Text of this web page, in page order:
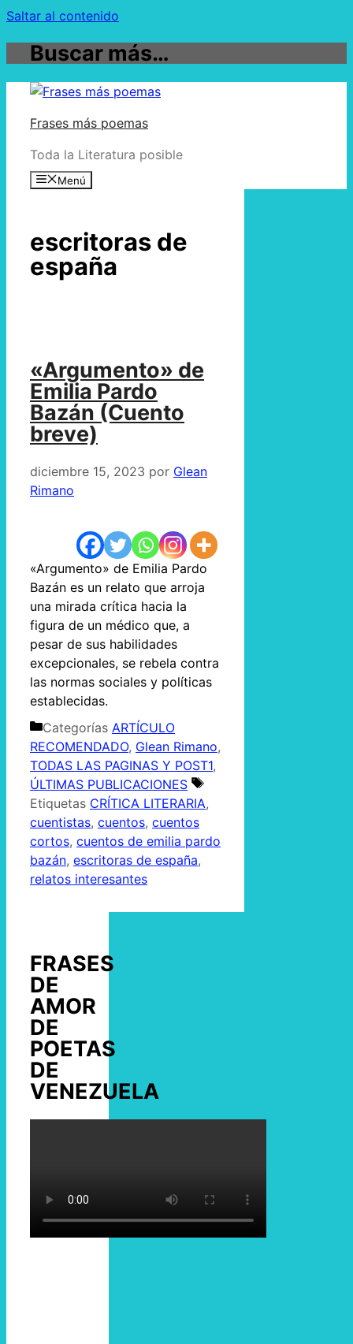
Saltar al contenido
Buscar más…
Frases más poemas
Toda la Literatura posible
Menú
escritoras de
españa
«Argumento» de
Emilia Pardo
Bazán (Cuento
breve)
diciembre 15, 2023 por Glean
Rimano
«Argumento» de Emilia Pardo
Bazán es un relato que arroja
una mirada crítica hacia la
figura de un médico que, a
pesar de sus habilidades
excepcionales, se rebela contra
las normas sociales y políticas
establecidas.
Categorías ARTÍCULO
RECOMENDADO, Glean Rimano,
TODAS LAS PAGINAS Y POST1,
ÚLTIMAS PUBLICACIONES
Etiquetas CRÍTICA LITERARIA,
cuentistas, cuentos, cuentos
cortos, cuentos de emilia pardo
bazán, escritoras de españa,
relatos interesantes
FRASES
DE
AMOR
DE
POETAS
DE
VENEZUELA